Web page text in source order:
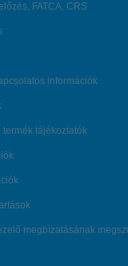
FATCA, CRS
információk
termék tájékoztatók
megbízatásának